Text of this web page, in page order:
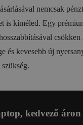
nemcsak
is kíméled. Egy
és kevesebb új
kedvező áron